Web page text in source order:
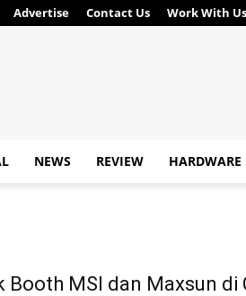
Advertise Contact Us Work With Us
NEWS REVIEW HARDWARE
Booth MSI dan Maxsun di